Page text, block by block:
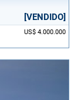
[VENDIDO]
US$ 4.000.000